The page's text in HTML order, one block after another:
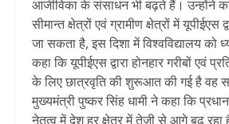
आजीविका के संसाधन भी बढ़ते हैं। उन्होंने
सीमान्त क्षेत्रों एवं ग्रामीण क्षेत्रों में यूपीईएस
जा सकता है, इस दिशा में विश्वविद्यालय को
कहा कि यूपीईएस द्वारा होनहार गरीबों एवं
के लिए छात्रवृति की शुरूआत की गई है वह
मुख्यमंत्री पुष्कर सिंह धामी ने कहा कि
नेतृत्व में देश हर क्षेत्र में तेजी से आगे बढ़ रहा